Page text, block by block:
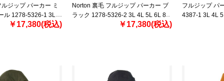
ジップ パーカー ミ
ル 1278-5326-1 3L
￥17,380(税込)
Norton 裏毛 フルジップ パーカー ブ
ラック 1278-5326-2 3L 4L 5L 6L 8L
￥17,380(税込)
フルジップ パ
4387-1 3L 4L